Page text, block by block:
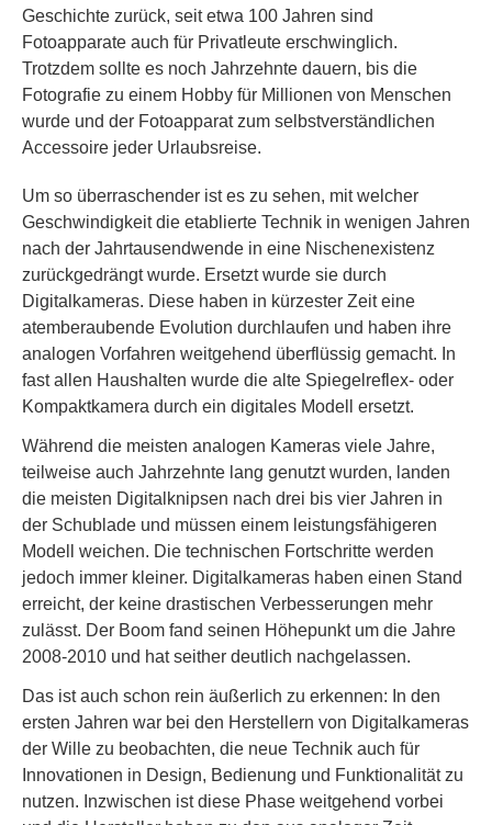
Geschichte zurück, seit etwa 100 Jahren sind
Fotoapparate auch für Privatleute erschwinglich.
Trotzdem sollte es noch Jahrzehnte dauern, bis die
Fotografie zu einem Hobby für Millionen von Menschen
wurde und der Fotoapparat zum selbstverständlichen
Accessoire jeder Urlaubsreise.
Um so überraschender ist es zu sehen, mit welcher
Geschwindigkeit die etablierte Technik in wenigen Jahren
nach der Jahrtausendwende in eine Nischenexistenz
zurückgedrängt wurde. Ersetzt wurde sie durch
Digitalkameras. Diese haben in kürzester Zeit eine
atemberaubende Evolution durchlaufen und haben ihre
analogen Vorfahren weitgehend überflüssig gemacht. In
fast allen Haushalten wurde die alte Spiegelreflex- oder
Kompaktkamera durch ein digitales Modell ersetzt.
Während die meisten analogen Kameras viele Jahre,
teilweise auch Jahrzehnte lang genutzt wurden, landen
die meisten Digitalknipsen nach drei bis vier Jahren in
der Schublade und müssen einem leistungsfähigeren
Modell weichen. Die technischen Fortschritte werden
jedoch immer kleiner. Digitalkameras haben einen Stand
erreicht, der keine drastischen Verbesserungen mehr
zulässt. Der Boom fand seinen Höhepunkt um die Jahre
2008-2010 und hat seither deutlich nachgelassen.
Das ist auch schon rein äußerlich zu erkennen: In den
ersten Jahren war bei den Herstellern von Digitalkameras
der Wille zu beobachten, die neue Technik auch für
Innovationen in Design, Bedienung und Funktionalität zu
nutzen. Inzwischen ist diese Phase weitgehend vorbei